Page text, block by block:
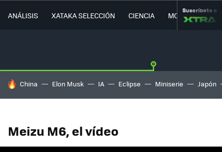
ANÁLISIS XATAKA SELECCIÓN CIENCIA MOVILIDAD
Suscríbete a
HOY SE HABLA DE
China Elon Musk IA Eclipse Miniserie Japón
Meizu M6, el vídeo